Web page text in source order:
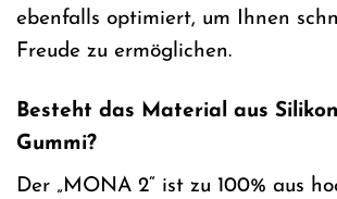
ebenfalls optimiert, um Ihnen
Freude zu ermöglichen.
Besteht das Material aus
Gummi?
Der „MONA 2“ ist zu 100% aus